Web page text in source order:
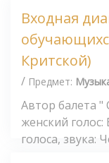
Входная
Критской)
/ Предмет:
Автор балета "
женский голос:
голоса, звука: